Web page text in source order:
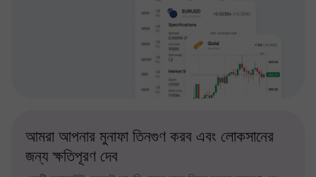
আমরা আপনার মুনাফা তিনগুণ করব এবং লোকসানের
জন্য ক্ষতিপূরণ দেব